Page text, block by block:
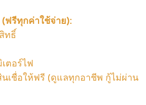
ฟรีทุกค่าใช้จ่าย):
ทธิ์
ตอร์ไฟ
นเชื่อให้ฟรี (ดูแลทุกอาชีพ กู้ไม่ผ่าน